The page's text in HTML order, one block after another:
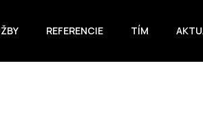
REFERENCIE TÍM